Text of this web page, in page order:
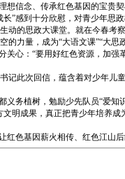
信念、传承红色基因的宝贵契
”感到十分欣慰，对青少年思政
的思政大课堂。就在今春考
力量，成为“大语文课”“大思
心：“要用好红色资源，加
记此次回信，蕴含着对少年儿
务植树，勉励少先队员“爱
明成果，真正把青少年培养
色基因薪火相传、红色江山后